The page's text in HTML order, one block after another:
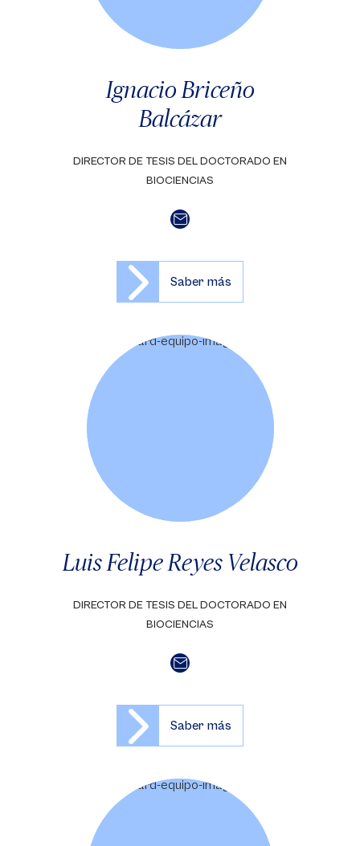
Ignacio Briceño
Balcázar
DIRECTOR DE TESIS DEL DOCTORADO EN
BIOCIENCIAS
Saber más
Luis Felipe Reyes Velasco
DIRECTOR DE TESIS DEL DOCTORADO EN
BIOCIENCIAS
Saber más